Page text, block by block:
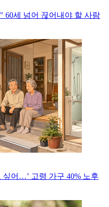
60세 넘어 끊어내야 할 사람
싶어…’ 고령 가구 40% 노후